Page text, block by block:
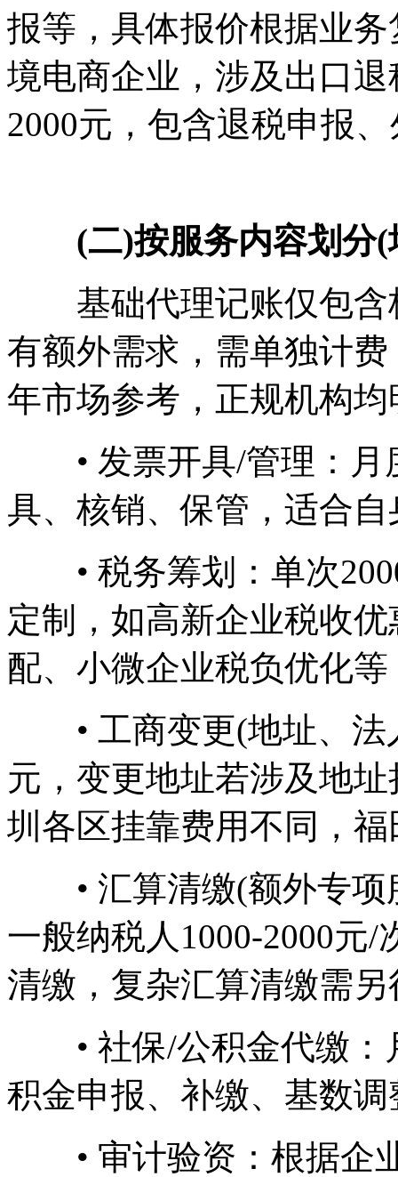
报等，具体报价根据业
境电商企业，涉及出口
2000元，包含退税申报
(二)按服务内容划分(
基础代理记账仅包含
有额外需求，需单独计
年市场参考，正规机构
• 发票开具/管理：月
具、核销、保管，适合
• 税务筹划：单次
定制，如高新企业税收
配、小微企业税负优化
• 工商变更(地址、法
元，变更地址若涉及地
圳各区挂靠费用不同，
• 汇算清缴(额外专项
一般纳税人1000-2000元
清缴，复杂汇算清缴需
• 社保/公积金代缴：
积金申报、补缴、基数
• 审计验资：根据企